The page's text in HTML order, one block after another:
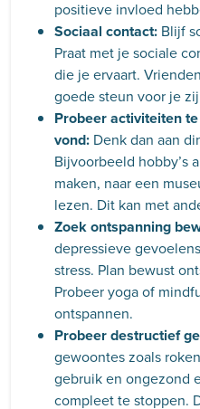
positieve invloed
Sociaal contact: Blijf
Praat met je sociale
die je ervaart.
goede steun voor je
Probeer activiteiten
vond: Denk dan aan
Bijvoorbeeld hobby’s
maken, naar een
lezen. Dit kan met
Zoek ontspanning
depressieve
stress. Plan bewust
Probeer yoga of
ontspannen.
Probeer destructief
gewoontes zoals
gebruik en ongezond
compleet te stoppen.